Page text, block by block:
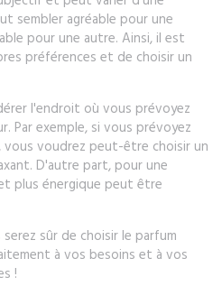
sembler agréable pour une
pour une autre. Ainsi, il est
préférences et de choisir un
l'endroit où vous prévoyez
Par exemple, si vous prévoyez
voudrez peut-être choisir un
D'autre part, pour une
plus énergique peut être
sûr de choisir le parfum
à vos besoins et à vos
!